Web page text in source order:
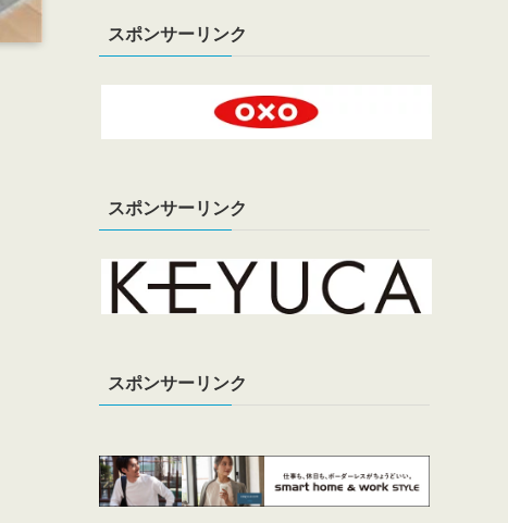
スポンサーリンク
スポンサーリンク
スポンサーリンク